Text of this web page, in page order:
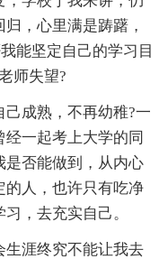
，心里满是踌躇，
能坚定自己的学习目
师失望?
成熟，不再幼稚?一
一起考上大学的同
是否能做到，从内心
的人，也许只有吃净
，去充实自己。
涯终究不能让我去